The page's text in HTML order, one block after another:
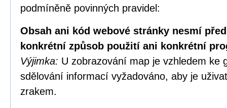
podmíněně povinných pravidel:
Obsah ani kód webové stránky nesmí
konkrétní způsob použití ani konkrétní
Výjimka: U zobrazování map je vzhledem ke
sdělování informací vyžadováno, aby je
zrakem.